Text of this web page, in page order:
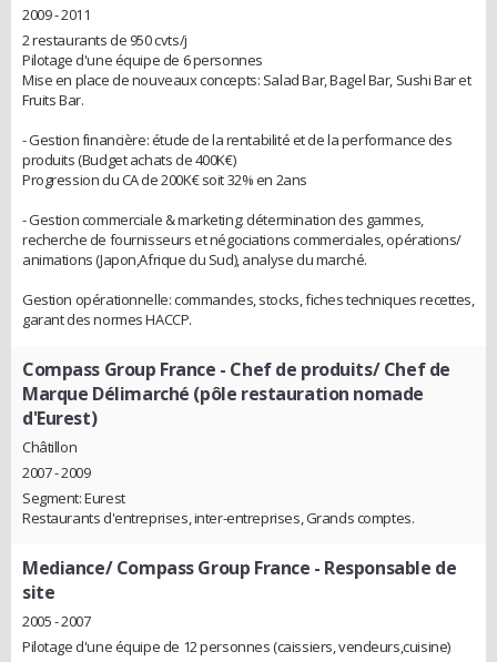
2009 - 2011
2 restaurants de 950 cvts/j
Pilotage d'une équipe de 6 personnes
Mise en place de nouveaux concepts: Salad Bar, Bagel Bar, Sushi Bar et
Fruits Bar.
- Gestion financière: étude de la rentabilité et de la performance des
produits (Budget achats de 400K€)
Progression du CA de 200K€ soit 32% en 2ans
- Gestion commerciale & marketing: détermination des gammes,
recherche de fournisseurs et négociations commerciales, opérations/
animations (Japon,Afrique du Sud), analyse du marché.
Gestion opérationnelle: commandes, stocks, fiches techniques recettes,
garant des normes HACCP.
Compass Group France - Chef de produits/ Chef de
Marque Délimarché (pôle restauration nomade
d'Eurest)
Châtillon
2007 - 2009
Segment: Eurest
Restaurants d'entreprises, inter-entreprises, Grands comptes.
Mediance/ Compass Group France - Responsable de
site
2005 - 2007
Pilotage d'une équipe de 12 personnes (caissiers, vendeurs,cuisine)